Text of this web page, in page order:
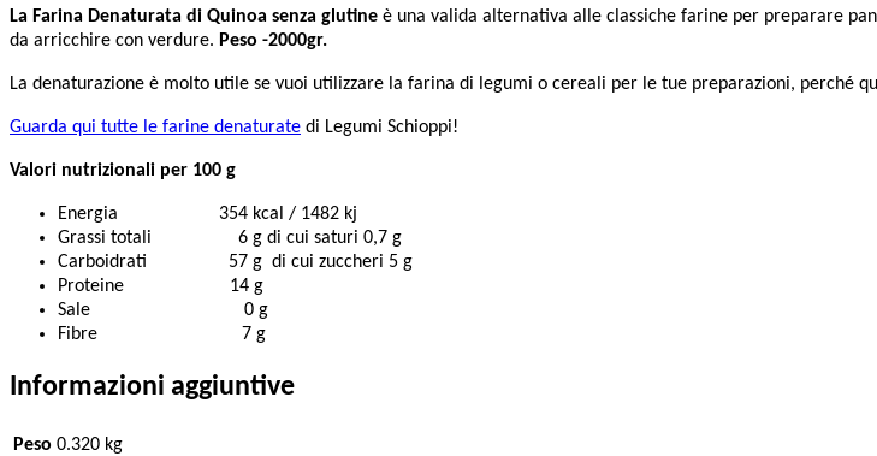
La Farina Denaturata di Quinoa senza glutine è una valida alternativa alle classiche farine per preparare
da arricchire con verdure. Peso -2000gr.
La denaturazione è molto utile se vuoi utilizzare la farina di legumi o cereali per le tue preparazioni, perché
Guarda qui tutte le farine denaturate di Legumi Schioppi!
Valori nutrizionali per 100 g
Energia 354 kcal / 1482 kj
Grassi totali 6 g di cui saturi 0,7 g
Carboidrati 57 g di cui zuccheri 5 g
Proteine 14 g
Sale 0 g
Fibre 7 g
Informazioni aggiuntive
Peso 0.320 kg